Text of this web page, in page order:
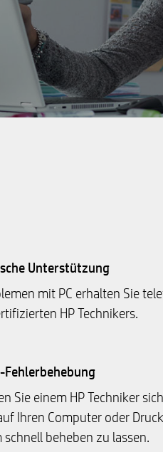
Unterstützung
mit PC erhalten Sie
HP Technikers.
Fehlerbehebung
Sie einem HP Techniker
Ihren Computer oder
schnell beheben zu lassen.